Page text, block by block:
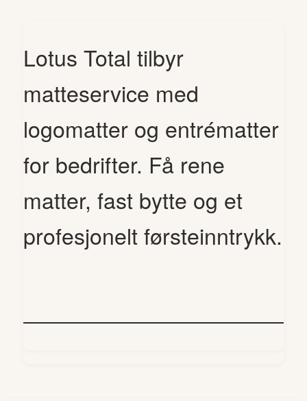
Lotus Total tilbyr
matteservice med
logomatter og entrématter
for bedrifter. Få rene
matter, fast bytte og et
profesjonelt førsteinntrykk.